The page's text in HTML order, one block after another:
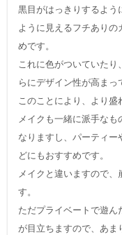
黒目がはっきりするよう
ように見えるフチあり
めです。
これに色がついていたり
らにデザイン性が高まっ
このことにより、より盛
メイクも一緒に派手な
なりますし、パーティー
どにもおすすめです。
メイクと違いますので、
す。
ただプライベートで遊
が目立ちますので、あま